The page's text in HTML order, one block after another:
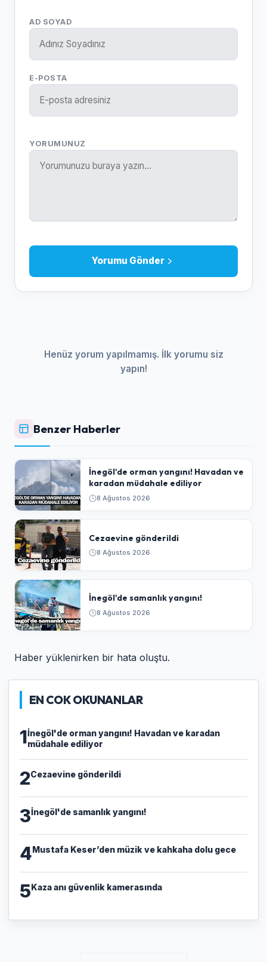
AD SOYAD
E-POSTA
YORUMUNUZ
Yorumu Gönder
Henüz yorum yapılmamış. İlk yorumu siz
yapın!
Benzer Haberler
İnegöl'de orman yangını! Havadan ve
karadan müdahale ediliyor
8 Ağustos 2026
Cezaevine gönderildi
8 Ağustos 2026
İnegöl'de samanlık yangını!
8 Ağustos 2026
Haber yüklenirken bir hata oluştu.
EN COK OKUNANLAR
1İnegöl'de orman yangını! Havadan ve karadan
müdahale ediliyor
2Cezaevine gönderildi
3İnegöl'de samanlık yangını!
4Mustafa Keser’den müzik ve kahkaha dolu gece
5Kaza anı güvenlik kamerasında